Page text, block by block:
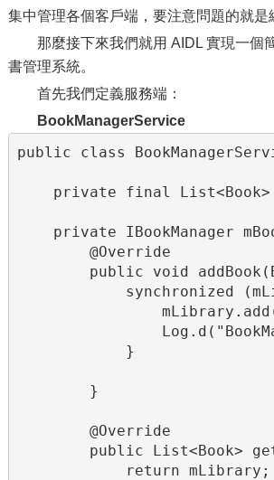
集中管理各個客戶端，要注意問題的就是
那麼接下來我們就用 AIDL 實現一個
書管理系統。
首先我們定義服務端：
BookManagerService
public class
private final
private IBookManager
        @Override
public void
synchronized
            }
        }
        @Override
public List<Book>
            return mLibrary;